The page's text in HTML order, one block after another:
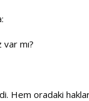
mı?
Hem oradaki